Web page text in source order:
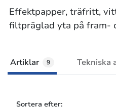
Effektpapper, träfritt,
filtpräglad yta på fram-
Artiklar 9 Tekniska
Sortera efter: